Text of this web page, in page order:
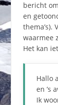
bericht
en
thema’s).
waarmee
Het kan
Hallo
en ’s
Ik